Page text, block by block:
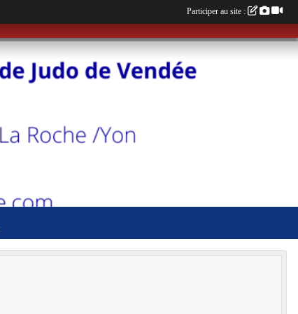
Participer au site :